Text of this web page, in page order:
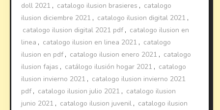
doll 2021 , catalogo ilusion brasieres , catalogo
ilusion diciembre 2021 , catalogo ilusion digital 2021 ,
catalogo ilusion digital 2021 pdf , catalogo ilusion en
linea , catalogo ilusion en linea 2021 , catalogo
ilusion en pdf , catalogo ilusion enero 2021 , catalogo
ilusion fajas , catálogo ilusión hogar 2021 , catalogo
ilusion invierno 2021 , catalogo ilusion invierno 2021
pdf , catalogo ilusion julio 2021 , catalogo ilusion
junio 2021 , catalogo ilusion juvenil , catalogo ilusion